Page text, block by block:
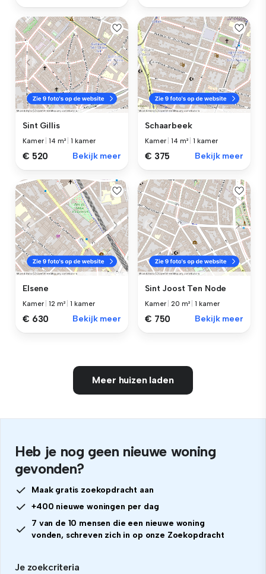
Sint Gillis
Kamer |14 m² |1 kamer
€ 520 Bekijk meer
Schaarbeek
Kamer |14 m² |1 kamer
€ 375 Bekijk meer
Elsene
Kamer |12 m² |1 kamer
€ 630 Bekijk meer
Sint Joost Ten Node
Kamer |20 m² |1 kamer
€ 750 Bekijk meer
Meer huizen laden
Heb je nog geen nieuwe woning
gevonden?
Maak gratis zoekopdracht aan
+400 nieuwe woningen per dag
7 van de 10 mensen die een nieuwe woning
vonden, schreven zich in op onze Zoekopdracht
Je zoekcriteria